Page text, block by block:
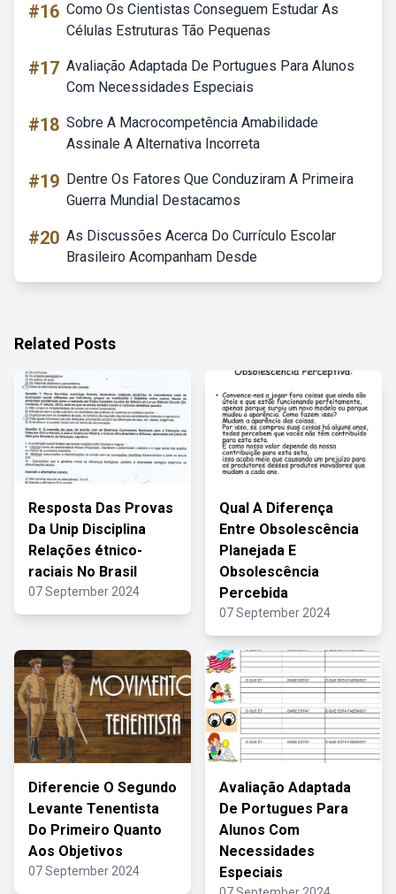
#16 Como Os Cientistas Conseguem Estudar As
Células Estruturas Tão Pequenas
#17 Avaliação Adaptada De Portugues Para Alunos
Com Necessidades Especiais
#18 Sobre A Macrocompetência Amabilidade
Assinale A Alternativa Incorreta
#19 Dentre Os Fatores Que Conduziram A Primeira
Guerra Mundial Destacamos
#20 As Discussões Acerca Do Currículo Escolar
Brasileiro Acompanham Desde
Related Posts
Resposta Das Provas
Da Unip Disciplina
Relações étnico-
raciais No Brasil
07 September 2024
Qual A Diferença
Entre Obsolescência
Planejada E
Obsolescência
Percebida
07 September 2024
Diferencie O Segundo
Levante Tenentista
Do Primeiro Quanto
Aos Objetivos
07 September 2024
Avaliação Adaptada
De Portugues Para
Alunos Com
Necessidades
Especiais